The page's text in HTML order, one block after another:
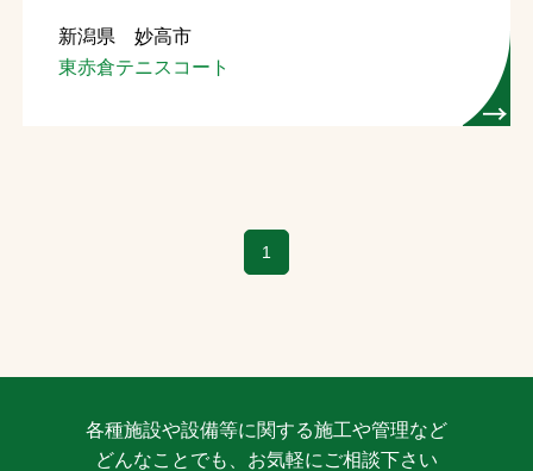
新潟県 妙高市
東赤倉テニスコート
1
各種施設や設備等に関する施工や管理など
どんなことでも、お気軽にご相談下さい